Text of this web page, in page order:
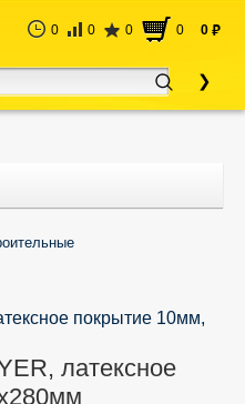
0 0 0 0 0 руб
покрытие 10мм,
латексное